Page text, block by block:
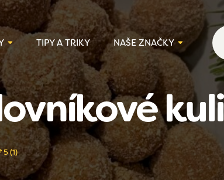
TIPY A TRIKY NAŠE ZNAČKY
5 (1)